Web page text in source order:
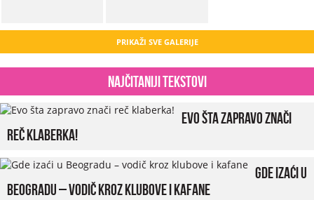
PRIKAŽI SVE GALERIJE
Najčitaniji tekstovi
Evo šta zapravo znači
reč klaberka!
Gde izaći u
Beogradu – vodič kroz klubove i kafane